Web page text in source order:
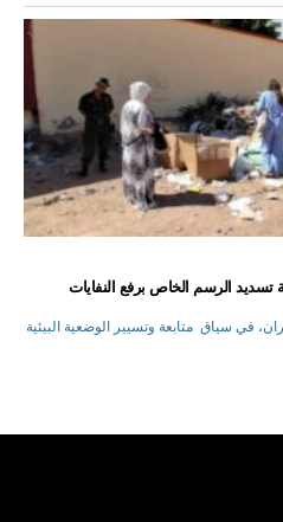
تسديد الرسم الخاص برفع النفايات
وهران، في سياق متابعة وتسيير الوضعية البيئية